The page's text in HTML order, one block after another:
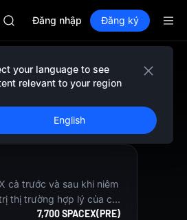
MINIMAX
UNITREE
Unitree Future chính thức ra mắt
CAP
Đăng nhập Đăng ký
your language to see
relevant to your region
English
Đăng ký
cả trước và sau khi niêm
thị trường hợp lý của cô
7,700 SPACEX(PRE)